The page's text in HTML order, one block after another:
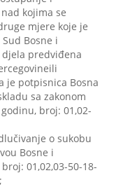
kojima se
mjere koje je
Bosne i
djela predviđena
je potpisnica Bosna
sa zakonom
broj: 01,02-
o sukobu
Bosne i
01,02,03-50-18-